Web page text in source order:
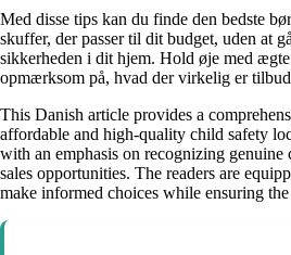
Med disse tips kan du finde den bedste
skuffer, der passer til dit budget, uden at
sikkerheden i dit hjem. Hold øje med
opmærksom på, hvad der virkelig er
This Danish article provides a
affordable and high-quality child safety
with an emphasis on recognizing genuine
sales opportunities. The readers are
make informed choices while ensuring